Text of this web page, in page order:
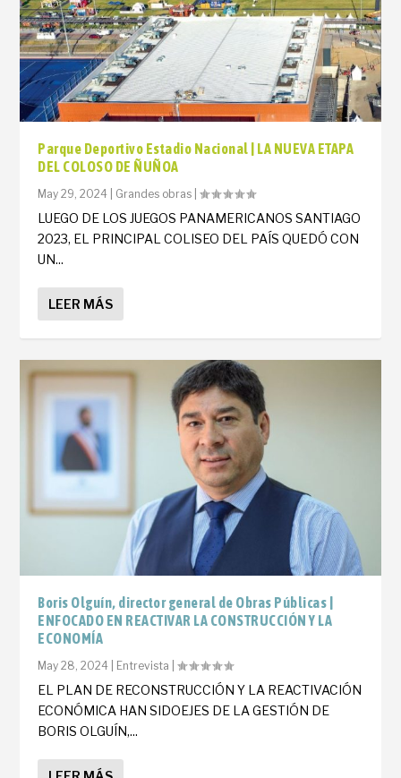
Parque Deportivo Estadio Nacional | LA NUEVA ETAPA
DEL COLOSO DE ÑUÑOA
May 29, 2024 Grandes obras |
LUEGO DE LOS JUEGOS PANAMERICANOS SANTIAGO
2023, EL PRINCIPAL COLISEO DEL PAÍS QUEDÓ CON
UN...
LEER MÁS
Boris Olguín, director general de Obras Públicas |
ENFOCADO EN REACTIVAR LA CONSTRUCCIÓN Y LA
ECONOMÍA
May 28, 2024 Entrevista |
EL PLAN DE RECONSTRUCCIÓN Y LA REACTIVACIÓN
ECONÓMICA HAN SIDOEJES DE LA GESTIÓN DE
BORIS OLGUÍN,...